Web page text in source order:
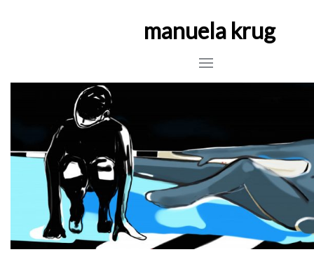
manuela krug